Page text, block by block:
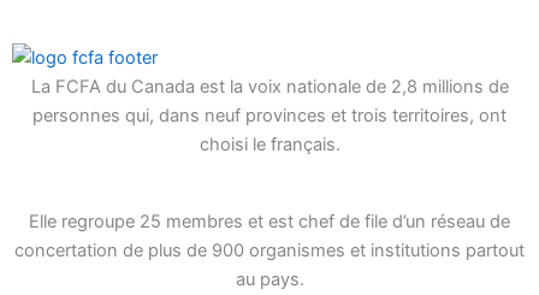
e
b
o
k
-
t
a
g
a
m
k
e
d
n
La FCFA du Canada est la voix nationale de 2,8 millions de
personnes qui, dans neuf provinces et trois territoires, ont
choisi le français.
Elle regroupe 25 membres et est chef de file d’un réseau de
concertation de plus de 900 organismes et institutions partout
au pays.